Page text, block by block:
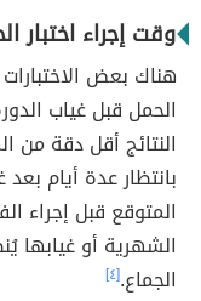
وقت إجراء اختبار
هناك بعض
الحمل قبل غياب
النتائج أقل دقة من
بانتظار عدة أيام بعد
المتوقع قبل إجراء
الشهرية أو غيابها
الجماع.[٤]